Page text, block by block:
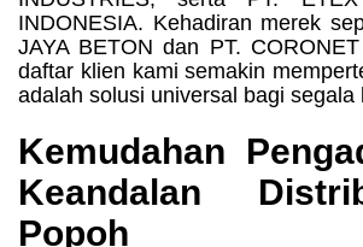
INDONESIA. Kehadiran merek
JAYA BETON dan PT.
daftar klien kami semakin
adalah solusi universal bagi segala
Kemudahan
Keandalan
Popoh